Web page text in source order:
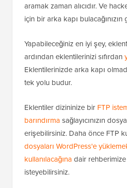
aramak zaman alıcıdır. Ve
için bir arka kapı
Yapabileceğiniz en iyi şey,
ardından eklentilerinizi sıfırdan
Eklentilerinizde arka kapı
tek yolu budur.
Eklentiler dizininize bir FTP
barındırma sağlayıcınızın
erişebilirsiniz. Daha önce FTP
dosyaları WordPress'e
kullanılacağına dair
isteyebilirsiniz.